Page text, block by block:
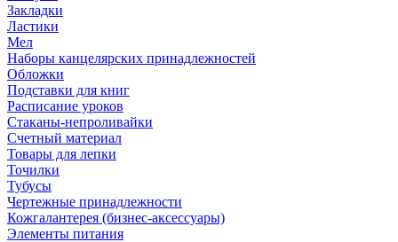
Закладки
Ластики
Мел
Наборы канцелярских принадлежностей
Обложки
Подставки для книг
Расписание уроков
Стаканы-непроливайки
Счетный материал
Товары для лепки
Точилки
Тубусы
Чертежные принадлежности
Кожгалантерея (бизнес-аксессуары)
Элементы питания